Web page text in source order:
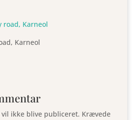
Karneol
ikke blive publiceret. Krævede